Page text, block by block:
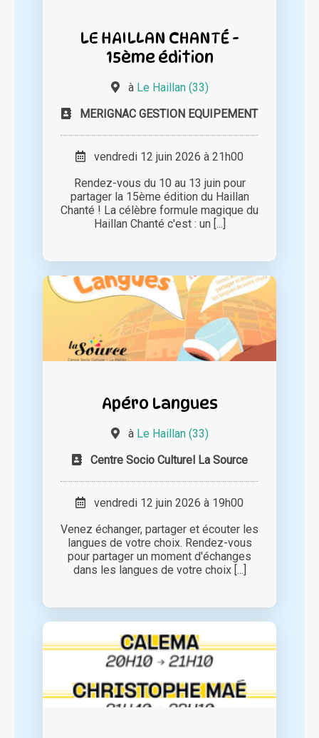
LE HAILLAN CHANTÉ -
15ème édition
à Le Haillan (33)
MERIGNAC GESTION EQUIPEMENT
vendredi 12 juin 2026 à 21h00
Rendez-vous du 10 au 13 juin pour
partager la 15ème édition du Haillan
Chanté ! La célèbre formule magique du
Haillan Chanté c'est : un [...]
Apéro Langues
à Le Haillan (33)
Centre Socio Culturel La Source
vendredi 12 juin 2026 à 19h00
Venez échanger, partager et écouter les
langues de votre choix. Rendez-vous
pour partager un moment d'échanges
dans les langues de votre choix [...]